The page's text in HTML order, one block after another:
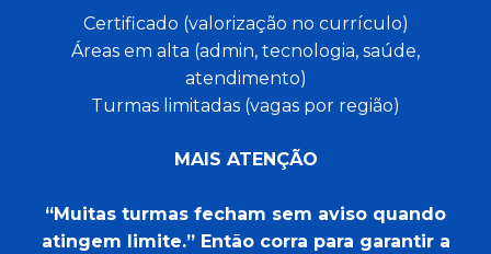
Certificado (valorização no currículo)
Áreas em alta (admin, tecnologia, saúde,
atendimento)
Turmas limitadas (vagas por região)
MAIS ATENÇÃO
“Muitas turmas fecham sem aviso quando
atingem limite.” Então corra para garantir a